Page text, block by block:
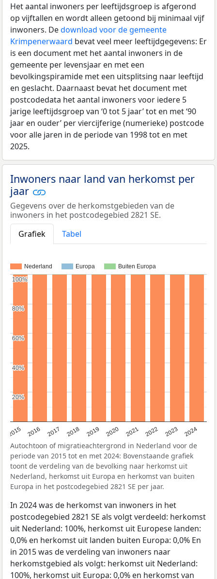
Het aantal inwoners per leeftijdsgroep is afgerond
op vijftallen en wordt alleen getoond bij minimaal vijf
inwoners. Dedownload voor de gemeente
Krimpenerwaard bevat veel meer leeftijdgegevens: Er
is een document met het aantal inwoners in de
gemeente per levensjaar en met een
bevolkingspiramide met een uitsplitsing naar leeftijd
en geslacht. Daarnaast bevat het document met
postcodedata het aantal inwoners voor iedere 5
jarige leeftijdsgroep van ‘0 tot 5 jaar’ tot en met ‘90
jaar en ouder’ per viercijferige (numerieke) postcode
voor alle jaren in de periode van 1998 tot en met
2025.
Inwoners naar land van herkomst per
jaar
Gegevens over de herkomstgebieden van de
inwoners in het postcodegebied 2821 SE.
Grafiek
Tabel
Nederland Europa Buiten Europa
2015 2016 2017 2018 2019 2020 2021 2022 2023 2024
20%
20%
40%
40%
60%
60%
80%
80%
100%
100%
Autochtoon of migratieachtergrond in Nederland voor de
periode van 2015 tot en met 2024: Bovenstaande grafiek
toont de verdeling van de bevolking naar herkomst uit
Nederland, herkomst uit Europa en herkomst van buiten
Europa in het postcodegebied 2821 SE per jaar.
In 2024 was de herkomst van inwoners in het
postcodegebied 2821 SE als volgt verdeeld: herkomst
uit Nederland: 100%, herkomst uit Europese landen:
0,0% en herkomst uit landen buiten Europa: 0,0% En
in 2015 was de verdeling van inwoners naar
herkomstgebied als volgt: herkomst uit Nederland:
100%, herkomst uit Europa: 0,0% en herkomst van